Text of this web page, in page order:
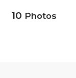
10 Photos